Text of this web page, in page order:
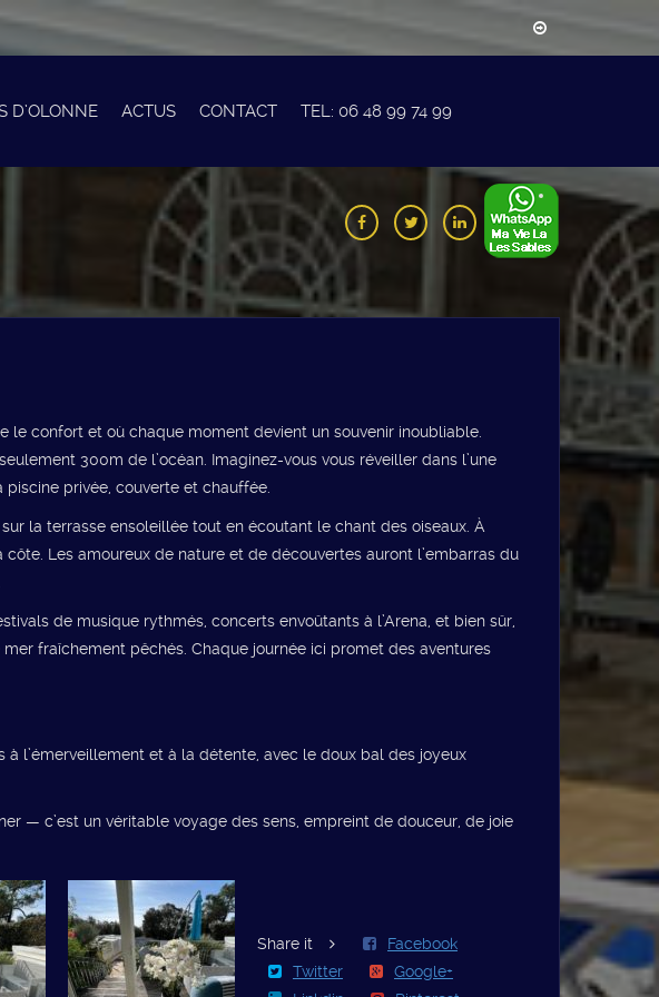
D’OLONNE ACTUS CONTACT TEL: 06 48 99 74 99
le confort et où chaque moment devient un souvenir inoubliable.
300m de l’océan. Imaginez-vous vous réveiller dans l’une
privée, couverte et chauffée.
la terrasse ensoleillée tout en écoutant le chant des oiseaux. À
Les amoureux de nature et de découvertes auront l’embarras du
de musique rythmés, concerts envoûtants à l’Arena, et bien sûr,
fraîchement pêchés. Chaque journée ici promet des aventures
l’émerveillement et à la détente, avec le doux bal des joyeux
— c’est un véritable voyage des sens, empreint de douceur, de joie
Share it
Facebook
Twitter
Google+